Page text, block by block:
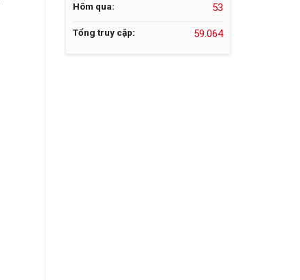
Hôm qua: 53
Tổng truy cập: 59.064